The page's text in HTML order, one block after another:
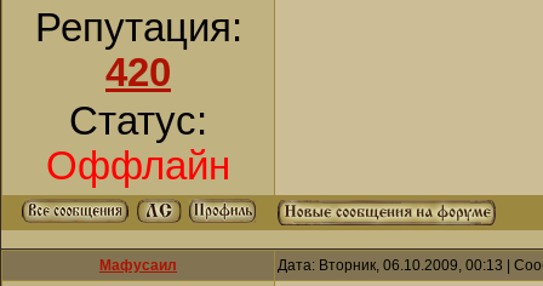
Репутация:
420
Статус:
Оффлайн
Мафусаил Дата: Вторник, 06.10.2009, 00:13 |